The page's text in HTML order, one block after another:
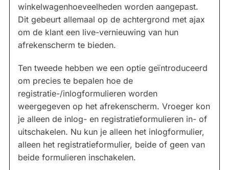
winkelwagenhoeveelheden worden aangepast.
Dit gebeurt allemaal op de achtergrond met ajax
om de klant een live-vernieuwing van hun
afrekenscherm te bieden.
Ten tweede hebben we een optie geïntroduceerd
om precies te bepalen hoe de
registratie-/inlogformulieren worden
weergegeven op het afrekenscherm. Vroeger kon
je alleen de inlog- en registratieformulieren in- of
uitschakelen. Nu kun je alleen het inlogformulier,
alleen het registratieformulier, beide of geen van
beide formulieren inschakelen.